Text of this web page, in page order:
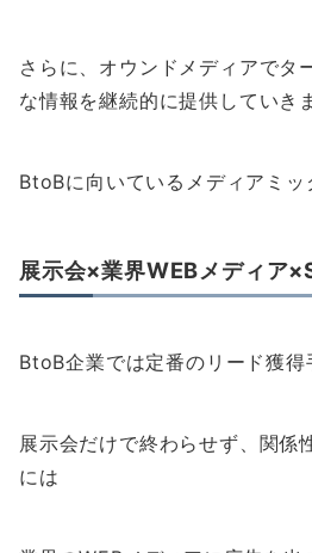
さらに、オウンドメディアでタ
な情報を継続的に提供していき
BtoBに向いているメディアミッ
展示会×業界WEBメディア
BtoB企業では定番のリード獲得
展示会だけで終わらせず、関係
には